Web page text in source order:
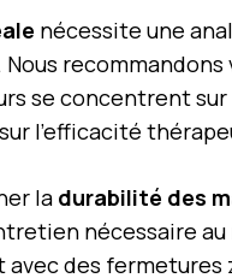
nécessite une
recommandons
se concentrent
l’efficacité
la durabilité des
nécessaire
des